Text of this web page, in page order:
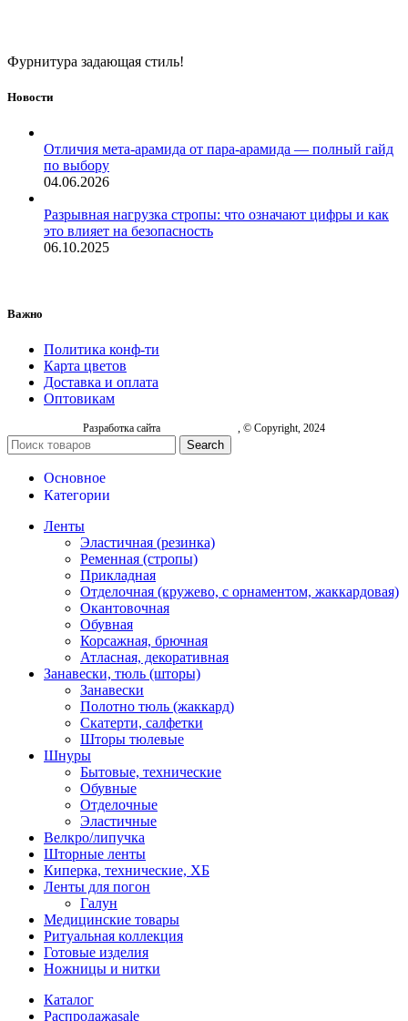
Фурнитура задающая стиль!
Новости
Отличия мета-арамида от пара-арамида — полный гайд
по выбору
04.06.2026
Разрывная нагрузка стропы: что означают цифры и как
это влияет на безопасность
06.10.2025
Важно
Политика конф-ти
Карта цветов
Доставка и оплата
Оптовикам
Разработка сайта , © Copyright, 2024
Search
Основное
Категории
Ленты
Эластичная (резинка)
Ременная (стропы)
Прикладная
Отделочная (кружево, с орнаментом, жаккардовая)
Окантовочная
Обувная
Корсажная, брючная
Атласная, декоративная
Занавески, тюль (шторы)
Занавески
Полотно тюль (жаккард)
Скатерти, салфетки
Шторы тюлевые
Шнуры
Бытовые, технические
Обувные
Отделочные
Эластичные
Велкро/липучка
Шторные ленты
Киперка, технические, ХБ
Ленты для погон
Галун
Медицинские товары
Ритуальная коллекция
Готовые изделия
Ножницы и нитки
Каталог
Распродажаsale